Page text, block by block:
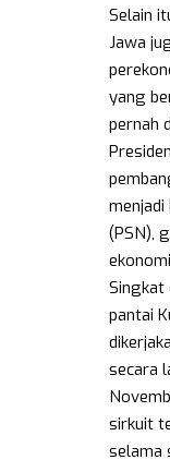
Selain
Jawa
yang
pernah
(PSN),
Singkat
pantai
secara
sirkuit
selama